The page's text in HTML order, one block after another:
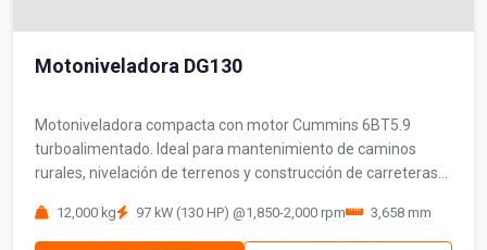
Motoniveladora DG130
Motoniveladora compacta con motor Cummins 6BT5.9
turboalimentado. Ideal para mantenimiento de caminos
rurales, nivelación de terrenos y construcción de carreteras
12,000 kg 97 kW (130 HP) @1,850-2,000 rpm 3,658 mm